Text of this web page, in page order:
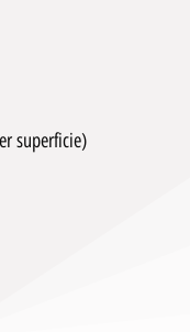
superficie)